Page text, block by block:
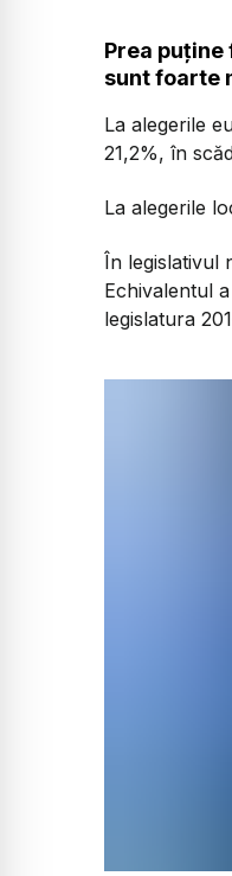
Prea puține
sunt foarte
La alegerile
21,2%, în
La alegerile
În legislativul
Echivalentul
legislatura